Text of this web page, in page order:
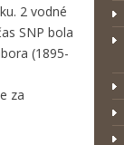
2 vodné
SNP bola
(1895-
za